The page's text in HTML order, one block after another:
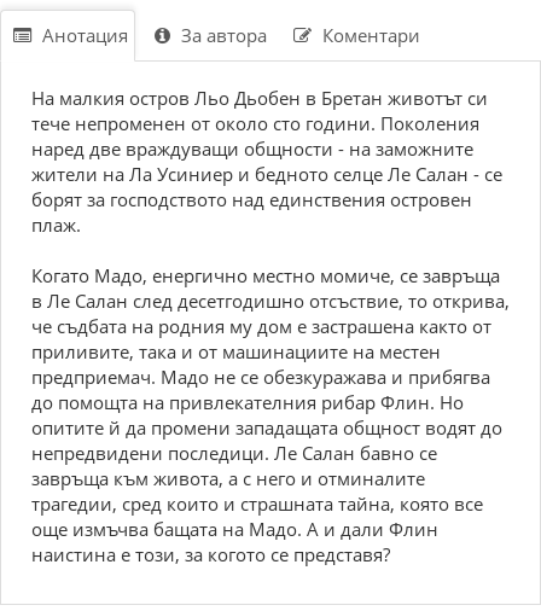
Анотация За автора Коментари
На малкия остров Льо Дьобен в Бретан животът си
тече непроменен от около сто години. Поколения
наред две враждуващи общности - на заможните
жители на Ла Усиниер и бедното селце Ле Салан - се
борят за господството над единствения островен
плаж.
Когато Мадо, енергично местно момиче, се завръща
в Ле Салан след десетгодишно отсъствие, то открива,
че съдбата на родния му дом е застрашена както от
приливите, така и от машинациите на местен
предприемач. Мадо не се обезкуражава и прибягва
до помощта на привлекателния рибар Флин. Но
опитите й да промени западащата общност водят до
непредвидени последици. Ле Салан бавно се
завръща към живота, а с него и отминалите
трагедии, сред които и страшната тайна, която все
още измъчва бащата на Мадо. А и дали Флин
наистина е този, за когото се представя?